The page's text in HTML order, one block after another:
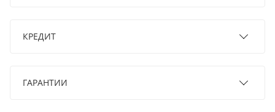
КРЕДИТ
ГАРАНТИИ